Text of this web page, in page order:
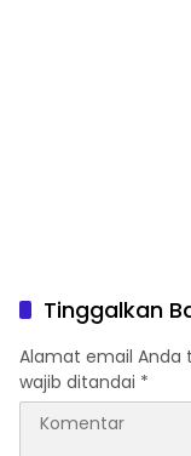
Tinggalkan
Alamat email Anda
wajib ditandai *